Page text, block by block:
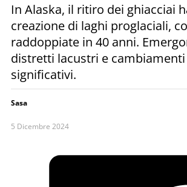
In Alaska, il ritiro dei ghiacciai
creazione di laghi proglaciali,
raddoppiate in 40 anni.
distretti lacustri e
significativi.
Sasa
5 Dicembre 2024